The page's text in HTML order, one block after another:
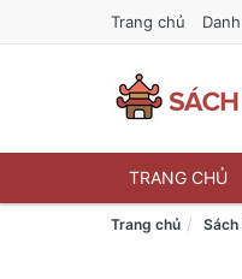
Trang chủ
TRANG CHỦ
Trang chủ